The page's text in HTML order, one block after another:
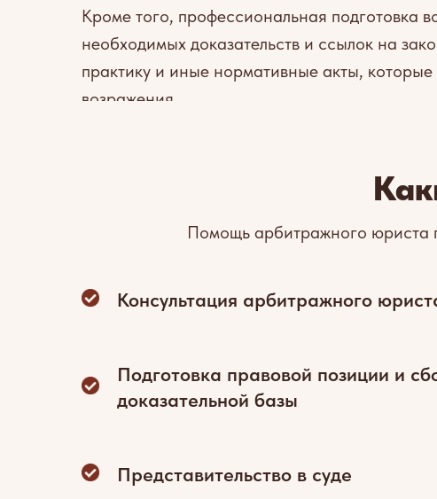
Кроме того, профессиональная подготовка
необходимых доказательств и ссылок на
практику и иные нормативные акты, которые
возражения.
Помощь арбитражного юриста
Консультация арбитражного
Подготовка правовой позиции и
доказательной базы
Представительство в суде